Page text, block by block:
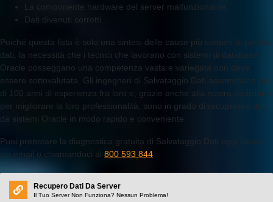
La componente hardware del server malfunzionante.
Dati divenuti corrotti.
Poiché questa lista è solo una sintesi delle cause più comuni di perdita
dati, la necessità che i tecnici che lavorano con sistemi di database
Oracle posseggano una competenza vasta e variegata non deve
essere sottovalutata. Gli ingegneri di Salvataggio Dati assommano più
di 100 anni di esperienza fra loro e, grazie anche alla nostra dedizione
per migliorare la loro professionalità, sono in grado di recuperare dati
da sistemi Oracle in modo rapido e conveniente.
Puoi prenotare la diagnostica gratuita di Salvataggio Dati oggi stesso
via email o chiamandoci al 800 593 844
Recupero Dati Da Server
Il Tuo Server Non Funziona? Nessun Problema!